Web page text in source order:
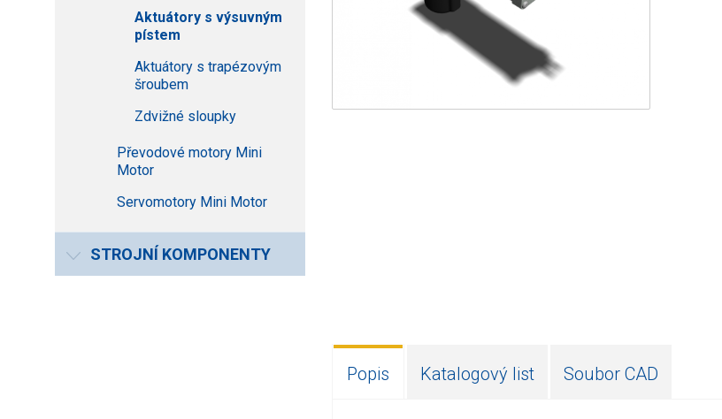
Aktuátory s výsuvným
pístem
Aktuátory s trapézovým
šroubem
Zdvižné sloupky
Převodové motory Mini
Motor
Servomotory Mini Motor
STROJNÍ KOMPONENTY
Popis Katalogový list Soubor CAD